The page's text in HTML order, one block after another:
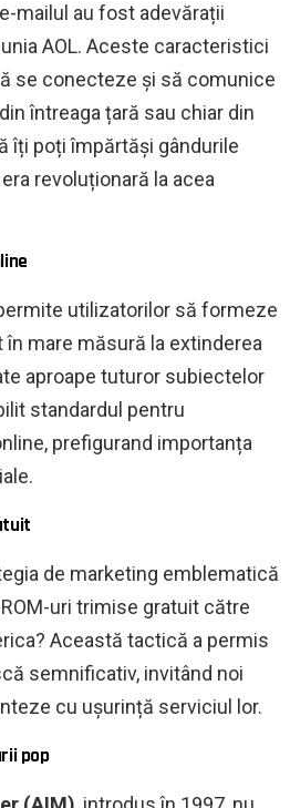
mailul au fost adevărații
AOL. Aceste caracteristici
se conecteze și să comunice
întreaga țară sau chiar din
îți poți împărtăși gândurile
revoluționară la acea
utilizatorilor să formeze
mare măsură la extinderea
aproape tuturor subiectelor
standardul pentru
prefigurand importanța
de marketing emblematică
uri trimise gratuit către
Această tactică a permis
semnificativ, invitând noi
cu ușurință serviciul lor.
pop